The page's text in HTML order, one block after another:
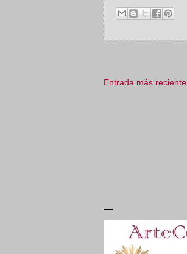
Entrada más reciente